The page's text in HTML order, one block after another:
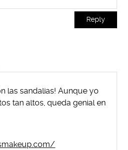
Reply
las sandalias! Aunque yo
tan altos, queda genial en